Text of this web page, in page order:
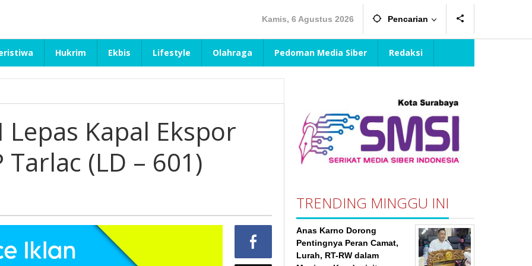
Kamis, 6 Agustus 2026 Pencarian
Hukrim Ekbis Lifestyle Olahraga Pedoman Media Siber Redaksi
Kapal Ekspor
Tarlac (LD – 601)
TRENDING MINGGU INI
Anas Karno Dorong
Pentingnya Peran Camat,
Lurah, RT-RW dalam